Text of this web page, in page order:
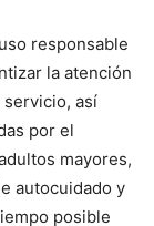
responsable
la atención
así
por el
mayores,
autocuidado y
posible